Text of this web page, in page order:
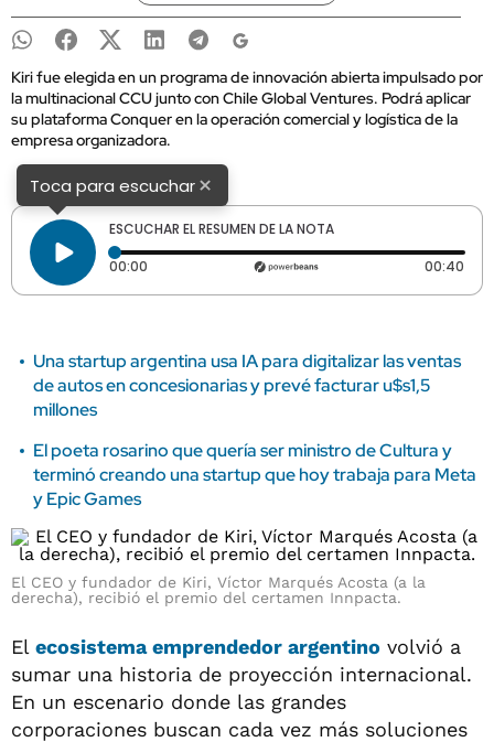
Kiri fue elegida en un programa de innovación abierta impulsado por
la multinacional CCU junto con Chile Global Ventures. Podrá aplicar
su plataforma Conquer en la operación comercial y logística de la
empresa organizadora.
Toca para escuchar×
ESCUCHAR EL RESUMEN DE LA NOTA
00:00 Tiempo transcurrido: 0 segundos 00:40
Una startup argentina usa IA para digitalizar las ventas
de autos en concesionarias y prevé facturar u$s1,5
millones
El poeta rosarino que quería ser ministro de Cultura y
terminó creando una startup que hoy trabaja para Meta
y Epic Games
El CEO y fundador de Kiri, Víctor Marqués Acosta (a la
derecha), recibió el premio del certamen Innpacta.
El ecosistema emprendedor argentino volvió a
sumar una historia de proyección internacional.
En un escenario donde las grandes
corporaciones buscan cada vez más soluciones